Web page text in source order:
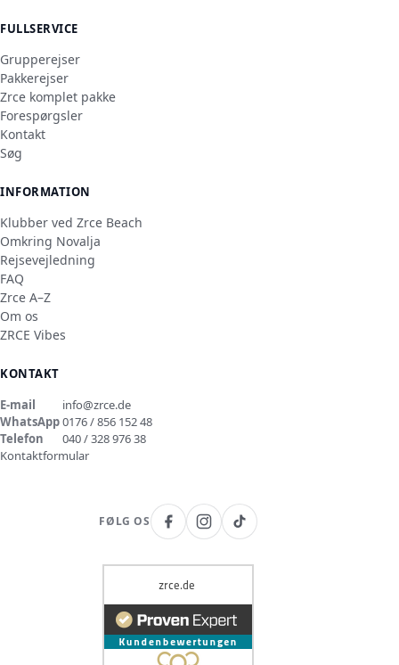
FULLSERVICE
Grupperejser
Pakkerejser
Zrce komplet pakke
Forespørgsler
Kontakt
Søg
INFORMATION
Klubber ved Zrce Beach
Omkring Novalja
Rejsevejledning
FAQ
Zrce A–Z
Om os
ZRCE Vibes
KONTAKT
E-mail
info@zrce.de
WhatsApp0176 / 856 152 48
Telefon
040 / 328 976 38
Kontaktformular
FØLG OS